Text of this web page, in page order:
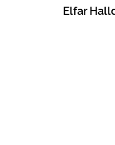
Elfar